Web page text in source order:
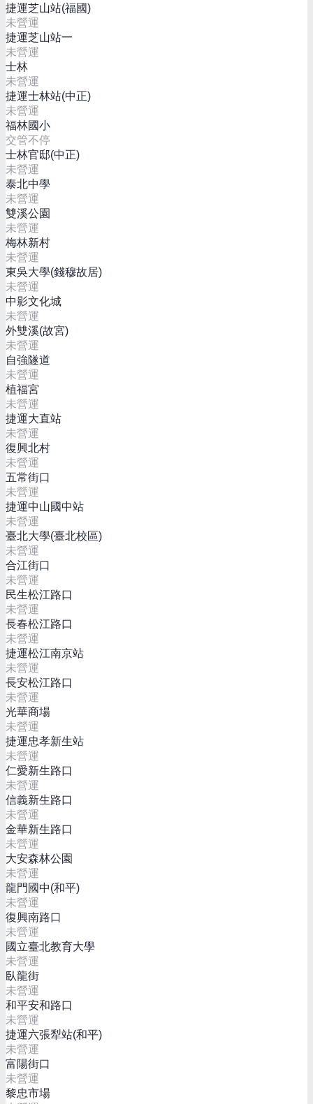
捷運芝山站(福國)
未營運
捷運芝山站一
未營運
士林
未營運
捷運士林站(中正)
未營運
福林國小
交管不停
士林官邸(中正)
未營運
泰北中學
未營運
雙溪公園
未營運
梅林新村
未營運
東吳大學(錢穆故居)
未營運
中影文化城
未營運
外雙溪(故宮)
未營運
自強隧道
未營運
植福宮
未營運
捷運大直站
未營運
復興北村
未營運
五常街口
未營運
捷運中山國中站
未營運
臺北大學(臺北校區)
未營運
合江街口
未營運
民生松江路口
未營運
長春松江路口
未營運
捷運松江南京站
未營運
長安松江路口
未營運
光華商場
未營運
捷運忠孝新生站
未營運
仁愛新生路口
未營運
信義新生路口
未營運
金華新生路口
未營運
大安森林公園
未營運
龍門國中(和平)
未營運
復興南路口
未營運
國立臺北教育大學
未營運
臥龍街
未營運
和平安和路口
未營運
捷運六張犁站(和平)
未營運
富陽街口
未營運
黎忠市場